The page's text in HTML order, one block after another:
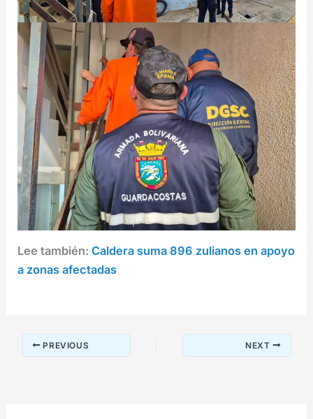
Lee también:Caldera suma 896 zulianos en apoyo
a zonas afectadas
PREVIOUS NEXT